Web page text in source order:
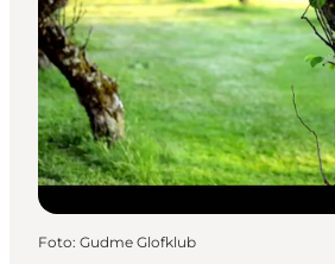
Shopping in Svendborg
Übernachtung
Den Urlaub planen
Foto: Gudme Glofklub